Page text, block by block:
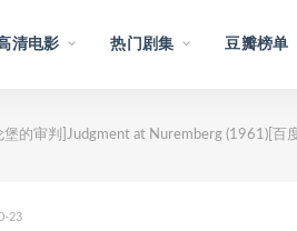
清电影 热门剧集 豆瓣榜单
堡的审判]Judgment at Nuremberg (1961)[
23